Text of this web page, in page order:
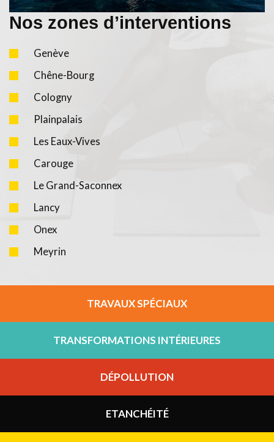
Nos zones d’interventions
Genève
Chêne-Bourg
Cologny
Plainpalais
Les Eaux-Vives
Carouge
Le Grand-Saconnex
Lancy
Onex
Meyrin
TRAVAUX SPÉCIAUX
TRANSFORMATIONS INTÉRIEURES
DÉPOLLUTION
ETANCHÉITÉ